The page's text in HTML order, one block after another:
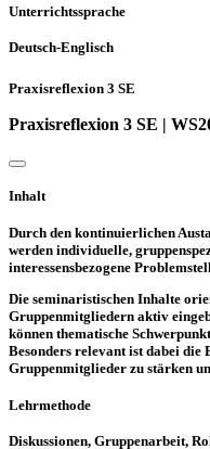
Unterrichtssprache
Deutsch-Englisch
Praxisreflexion 3 SE
Praxisreflexion 3 SE |
Inhalt
Durch den kontinuierlichen
werden individuelle,
interessensbezogene
Die seminaristischen Inhalte
Gruppenmitgliedern aktiv
können thematische
Besonders relevant ist dabei
Gruppenmitglieder zu stärken
Lehrmethode
Diskussionen, Gruppenarbeit,